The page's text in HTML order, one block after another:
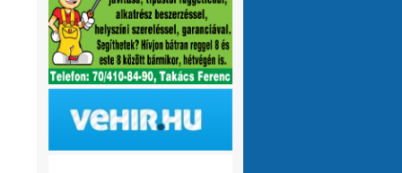
1 év 4 hónap
VMeteo-Zooltán:Kivételesen nem
Valami frissítés rosszul sikerült :/
1 év 4
hónap